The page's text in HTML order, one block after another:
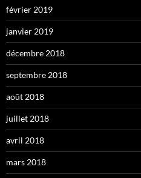
février 2019
janvier 2019
décembre 2018
septembre 2018
août 2018
juillet 2018
avril 2018
mars 2018